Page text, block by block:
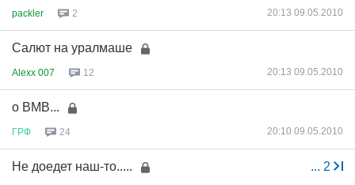
packler 2 20:13 09.05.2010
Cалют на уралмаше
Alexx 007 12 20:13 09.05.2010
о ВМВ...
ГРФ 24 20:10 09.05.2010
... 2
Не доедет наш-то.....